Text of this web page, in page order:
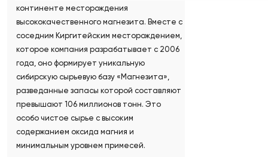
континенте месторождения
высококачественного магнезита. Вместе с
соседним Киргитейским месторождением,
которое компания разрабатывает с 2006
года, оно формирует уникальную
сибирскую сырьевую базу «Магнезита»,
разведанные запасы которой составляют
превышают 106 миллионов тонн. Это
особо чистое сырье с высоким
содержанием оксида магния и
минимальным уровнем примесей.